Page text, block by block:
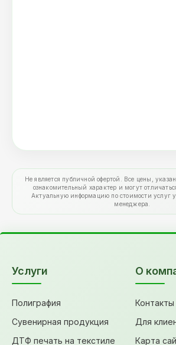
Не является публичной офертой. Все цены,
ознакомительный характер и могут
Актуальную информацию по стоимости услуг
менеджера.
Услуги
Полиграфия
Сувенирная продукция
ДТФ печать на текстиле
О
Контакты
Для
Карта